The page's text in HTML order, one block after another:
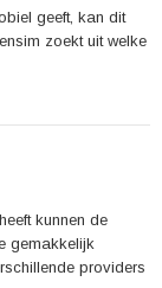
geeft, kan dit
zoekt uit welke
kunnen de
gemakkelijk
providers